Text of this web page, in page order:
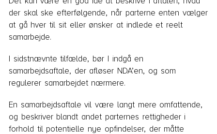
der skal ske efterfølgende, når parterne enten vælger
at gå hver til sit eller ønsker at indlede et reelt
samarbejde.
I sidstnævnte tilfælde, bør I indgå en
samarbejdsaftale, der afløser NDA’en, og som
regulerer samarbejdet nærmere.
En samarbejdsaftale vil være langt mere omfattende,
og beskriver blandt andet parternes rettigheder i
forhold til potentielle nye opfindelser, der måtte